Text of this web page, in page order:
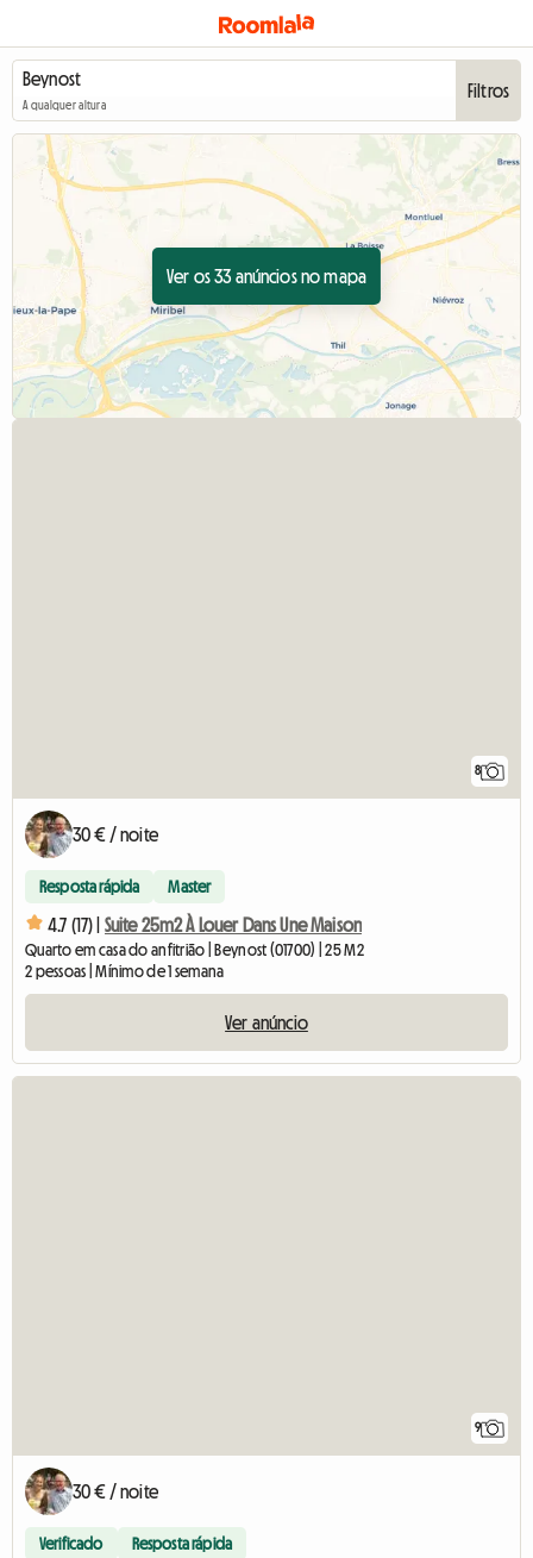
A qualquer altura
Filtros
Ver os 33 anúncios no mapa
8
30 € / noite
Resposta rápida Master
4.7 (17) | Suite 25m2 À Louer Dans Une Maison
Quarto em casa do anfitrião | Beynost (01700) | 25 M2
2 pessoas | Mínimo de 1 semana
Ver anúncio
9
30 € / noite
Verificado Resposta rápida